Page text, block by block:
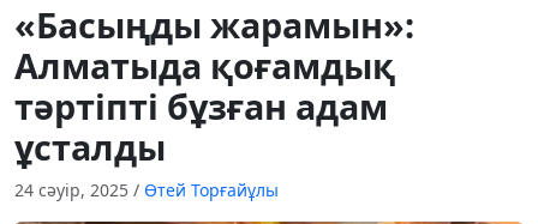
«Басыңды жарамын»:
Алматыда қоғамдық
тәртіпті бұзған адам
ұсталды
24 сәуір, 2025 / Өтей Торғайұлы